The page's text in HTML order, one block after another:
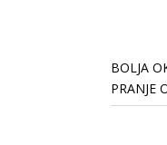
BOLJA
PRANJE